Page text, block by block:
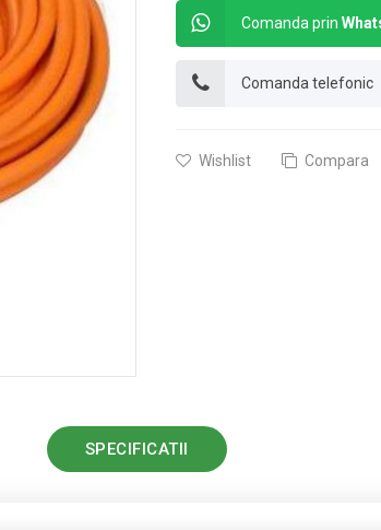
Comanda prin
Comanda telefonic
Wishlist Compara
SPECIFICATII